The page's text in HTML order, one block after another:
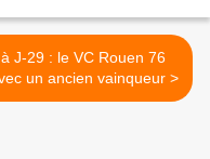
à J-29 : le VC Rouen 76
avec un ancien vainqueur >